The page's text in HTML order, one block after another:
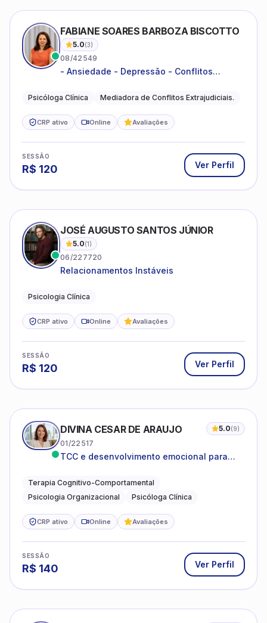
FABIANE SOARES BARBOZA BISCOTTO
5.0(3)
08/42549
- Ansiedade - Depressão - Conflitos
relacionamentos - Autoestima -
Psicóloga Clínica Mediadora de Conflitos Extrajudiciais.
CRP ativo Online Avaliações
SESSÃO
R$ 120 Ver Perfil
JOSÉ AUGUSTO SANTOS JÚNIOR
5.0(1)
06/227720
Relacionamentos Instáveis
Psicologia Clínica
CRP ativo Online Avaliações
SESSÃO
R$ 120 Ver Perfil
DIVINA CESAR DE ARAUJO 5.0(9)
01/22517
TCC e desenvolvimento emocional para
Terapia Cognitivo-Comportamental
Psicologia Organizacional
Psicóloga Clínica
CRP ativo Online Avaliações
SESSÃO
R$ 140 Ver Perfil